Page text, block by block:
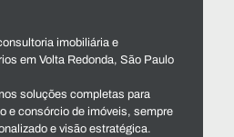
imobiliária e
em Volta Redonda, São Paulo
soluções completas para
e consórcio de imóveis, sempre
e visão estratégica.